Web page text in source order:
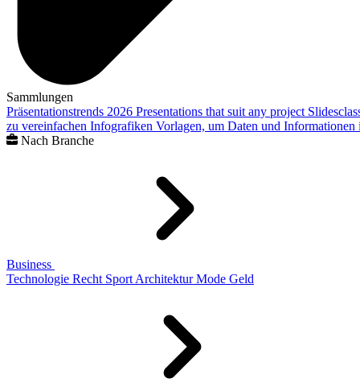
Sammlungen
Präsentationstrends 2026 Presentations that suit any project
zu vereinfachen Infografiken Vorlagen, um Daten und
Nach Branche
Business
Technologie Recht Sport Architektur Mode Geld